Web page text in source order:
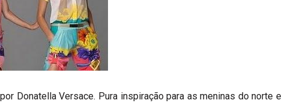
Donatella Versace. Pura inspiração para as meninas do norte e